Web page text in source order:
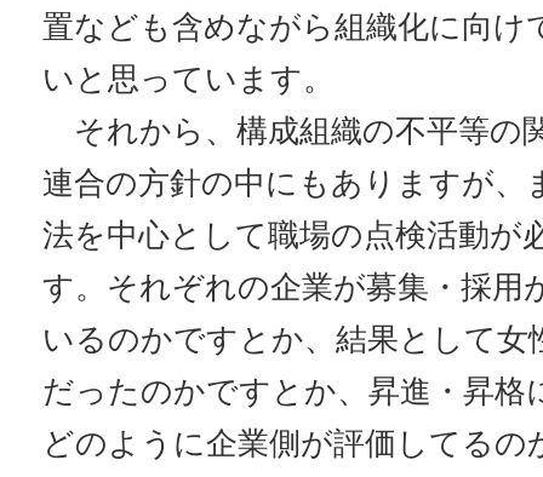
置なども含めながら組織化に向け
いと思っています。
それから、構成組織の不平等の
連合の方針の中にもありますが、
法を中心として職場の点検活動が
す。それぞれの企業が募集・採用
いるのかですとか、結果として女
だったのかですとか、昇進・昇格
どのように企業側が評価してるの